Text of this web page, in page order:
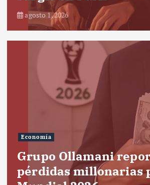
agosto 1, 2026
Economía
Grupo Ollamani
pérdidas millonarias